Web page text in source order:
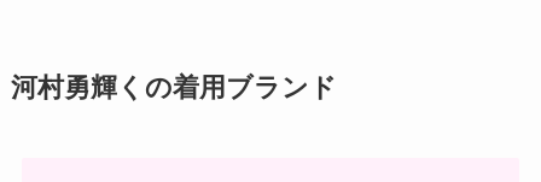
河村勇輝くの着用ブランド